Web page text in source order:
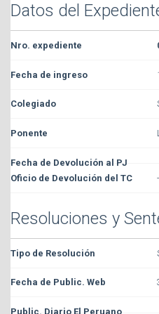
Datos del
Resoluciones y